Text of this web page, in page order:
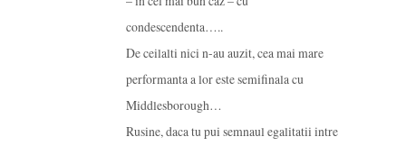
condescendenta…..
De ceilalti nici n-au auzit, cea mai mare
performanta a lor este semifinala cu
Middlesborough…
Rusine, daca tu pui semnaul egalitatii intre